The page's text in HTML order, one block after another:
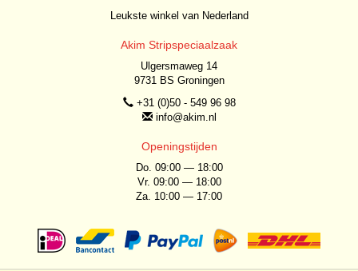
Leukste winkel van Nederland
Akim Stripspeciaalzaak
Ulgersmaweg 14
9731 BS Groningen
+31 (0)50 - 549 96 98
info@akim.nl
Openingstijden
Do. 09:00 — 18:00
Vr. 09:00 — 18:00
Za. 10:00 — 17:00